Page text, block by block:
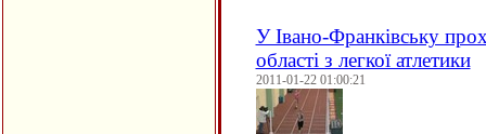
У Івано-Франківську
області з легкої атлетики
2011-01-22 01:00:21